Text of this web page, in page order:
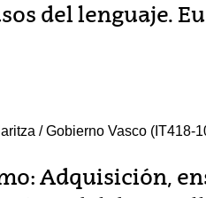
del lenguaje.
/ Gobierno Vasco (IT418-
Adquisición,